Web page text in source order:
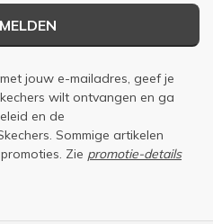
jouw e-mailadres, geef je
wilt ontvangen en ga
en de
Sommige artikelen
Zie promotie-details